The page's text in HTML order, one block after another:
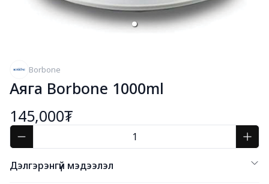
Borbone
Аяга Borbone 1000ml
145,000₮
Дэлгэрэнгүй мэдээлэл